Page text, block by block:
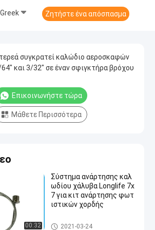
Greek Ζητήστε ένα απόσπασμα
συγκρατεί καλώδιο αεροσκαφών
και 3/32″ σε έναν σφιγκτήρα βρόχου
Επικοινωνήστε τώρα
Μάθετε Περισσότερα
00:32
Σύστημα ανάρτησης καλ
ωδίου χάλυβα Longlife 7x
7 για κιτ ανάρτησης φωτ
ιστικών χορδής
Συσκευή ανάρτησης καλωδί
2021-03-24